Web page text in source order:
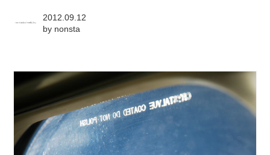
2012.09.12
by nonsta